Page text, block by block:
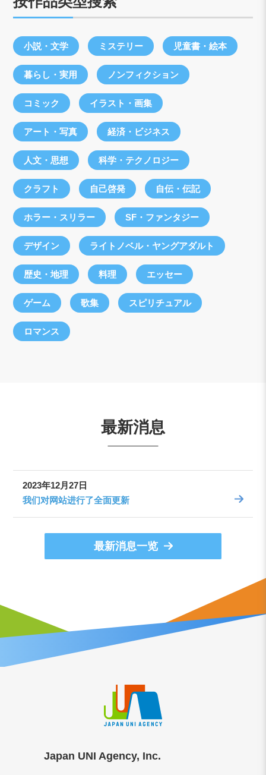
小説・文学 ミステリー 児童書・絵本
暮らし・実用 ノンフィクション
コミック イラスト・画集
アート・写真 経済・ビジネス
人文・思想 科学・テクノロジー
クラフト 自己啓発 自伝・伝記
ホラー・スリラー SF・ファンタジー
デザイン ライトノベル・ヤングアダルト
歴史・地理 料理 エッセー
ゲーム 歌集 スピリチュアル
ロマンス
最新消息
2023年12月27日
我们对网站进行了全面更新
最新消息一览
Japan UNI Agency, Inc.